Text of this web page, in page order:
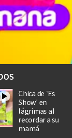
Chica de 'Es
Show' en
lágrimas al
recordar a su
mamá